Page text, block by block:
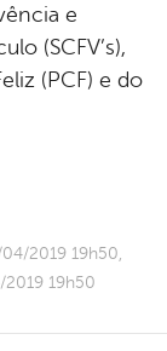
e
(SCFV’s),
(PCF) e do
2019 19h50,
19h50